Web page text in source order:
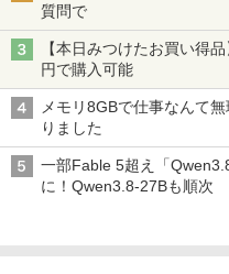
質問で
【本日みつけたお買い得
円で購入可能
メモリ8GBで仕事なんて
りました
一部Fable 5超え「
に！Qwen3.8-27Bも順次